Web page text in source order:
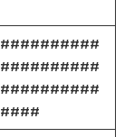
##########
##########
##########
####